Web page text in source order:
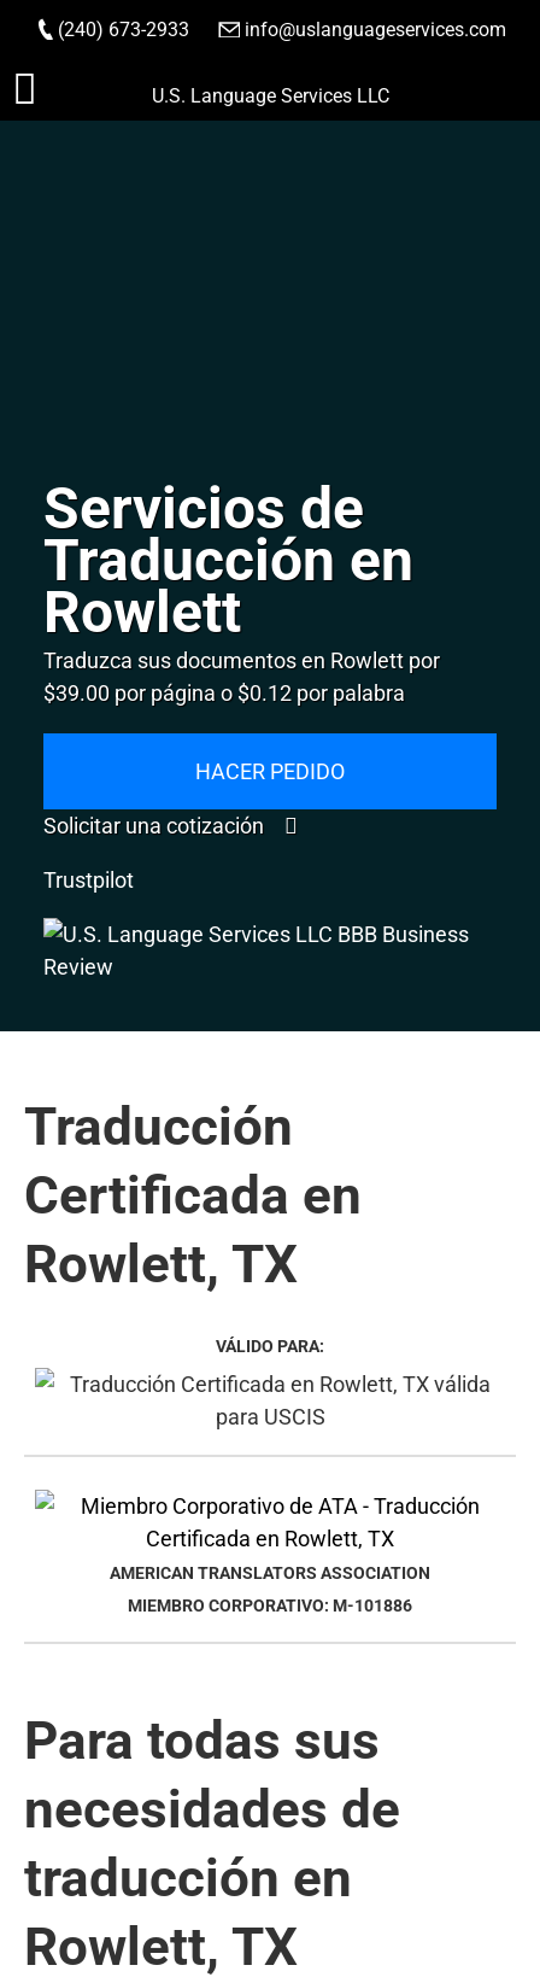
Saltar
(240) 673-2933 info@uslanguageservices.com
HACER PEDIDO
U.S. Language Services LLC
Servicios de
Traducción en
Rowlett
Traduzca sus documentos en Rowlett por
$39.00 por página o $0.12 por palabra
HACER PEDIDO
Solicitar una cotización
Trustpilot
Traducción
Certificada en
Rowlett, TX
VÁLIDO PARA:
AMERICAN TRANSLATORS ASSOCIATION
MIEMBRO CORPORATIVO: M-101886
Para todas sus
necesidades de
traducción en
Rowlett, TX